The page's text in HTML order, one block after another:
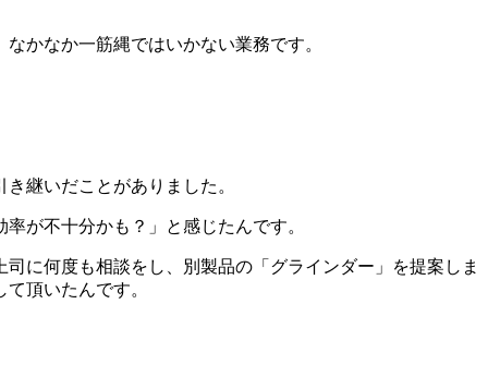
かなか一筋縄ではいかない業務です。
継いだことがありました。
が不十分かも？」と感じたんです。
に何度も相談をし、別製品の「グラインダー」を提案しま
頂いたんです。